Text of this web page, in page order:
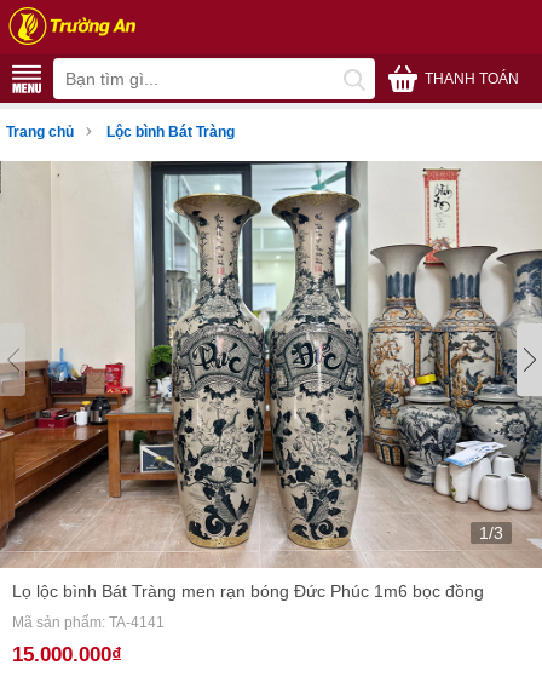
THANH TOÁN
Trang chủ › Lộc bình Bát Tràng
1/3
Lọ lộc bình Bát Tràng men rạn bóng Đức Phúc 1m6 bọc đồng
Mã sản phẩm: TA-4141
15.000.000₫